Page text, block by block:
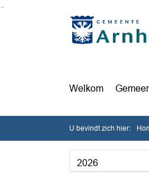
Ga naar de inhoud van deze pagina
Ga naar het zoeken
Ga naar het menu
Welkom
U bevindt zich hier:
2026